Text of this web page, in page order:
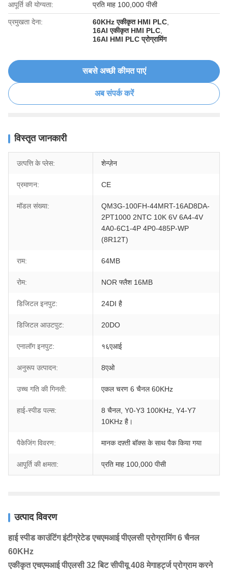
आपूर्ति की योग्यता: प्रति माह 100,000 पीसी
प्रमुखता देना: 60KHz एकीकृत HMI PLC
16AI एकीकृत HMI PLC
16AI HMI PLC प्रोग्रामिंग
सबसे अच्छी कीमत पाएं
अब संपर्क करें
विस्तृत जानकारी
उत्पत्ति के प्लेस: शेन्ज़ेन
प्रमाणन: CE
मॉडल संख्या:
QM3G-100FH-44MRT-16AD8DA-
2PT1000 2NTC 10K 6V 6A4-4V
4A0-6C1-4P 4P0-485P-WP
(8R12T)
राम: 64MB
रोम: NOR फ्लैश 16MB
डिजिटल इनपुट: 24DI है
डिजिटल आउटपुट: 20DO
एनालॉग इनपुट: १६एआई
अनुरूप उत्पादन: 8एओ
उच्च गति की गिनती: एकल चरण 6 चैनल 60KHz
हाई-स्पीड पल्स:
8 चैनल, Y0-Y3 100KHz, Y4-Y7
10KHz है।
पैकेजिंग विवरण: मानक दफ़्ती बॉक्स के साथ पैक किया गया
आपूर्ति की क्षमता: प्रति माह 100,000 पीसी
उत्पाद विवरण
हाई स्पीड काउंटिंग इंटीग्रेटेड एचएमआई पीएलसी प्रोग्रामिंग 6 चैनल
60KHz
एकीकृत एचएमआई पीएलसी 32 बिट सीपीयू 408 मेगाहर्ट्ज प्रोग्राम करने